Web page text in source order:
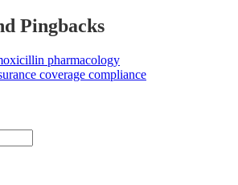
Pingbacks
pharmacology
coverage compliance